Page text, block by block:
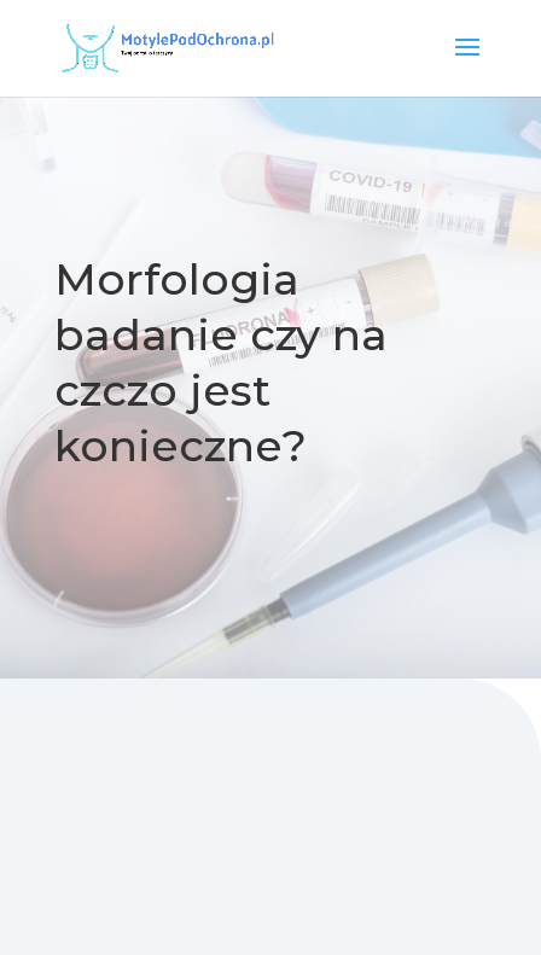
Morfologia
badanie czy na
czczo jest
konieczne?